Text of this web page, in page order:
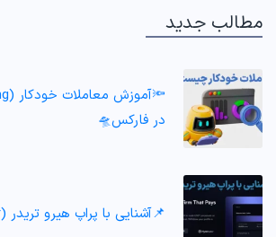
مطالب جدید
در فارکس🛸
📌آشنایی با پراپ هیرو تریدر (HyroTrader)⭐️